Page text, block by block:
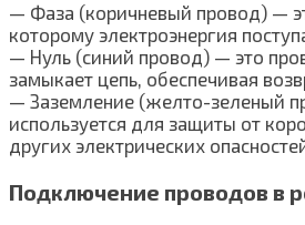
— Фаза (коричневый провод) —
которому электроэнергия
— Нуль (синий провод) — это
замыкает цепь, обеспечивая
— Заземление (желто-зеленый
используется для защиты от
других электрических
Подключение проводов в